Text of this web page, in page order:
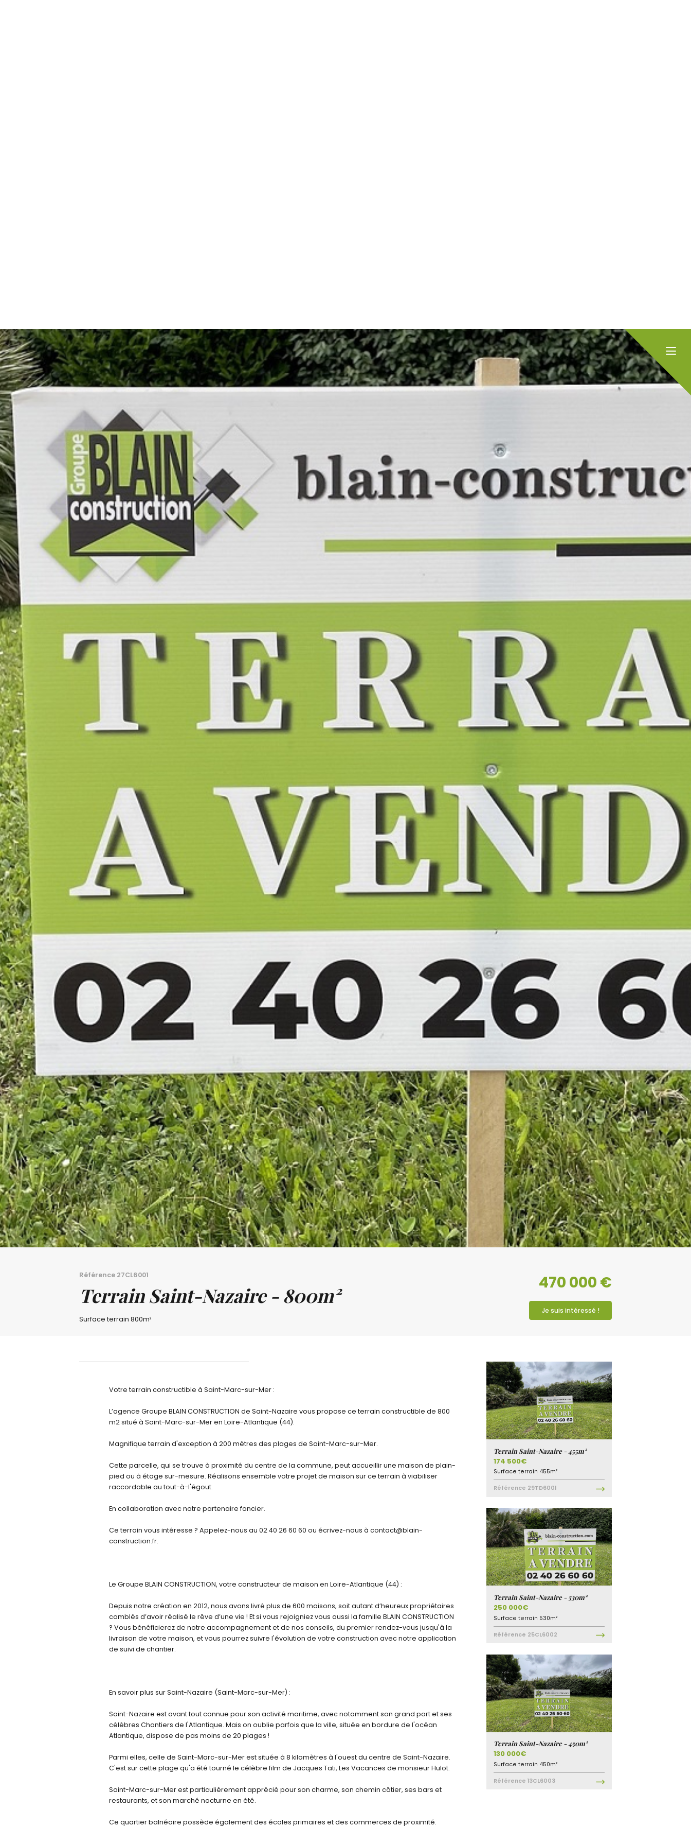
Référence 27CL6001
Terrain Saint-Nazaire - 800m²
Surface terrain 800m²
470 000 €
Je suis intéressé !
Votre terrain constructible à Saint-Marc-sur-Mer :
L’agence Groupe BLAIN CONSTRUCTION de Saint-Nazaire vous propose ce terrain constructible de 800
m2 situé à Saint-Marc-sur-Mer en Loire-Atlantique (44).
Magnifique terrain d'exception à 200 mètres des plages de Saint-Marc-sur-Mer.
Cette parcelle, qui se trouve à proximité du centre de la commune, peut accueillir une maison de plain-
pied ou à étage sur-mesure. Réalisons ensemble votre projet de maison sur ce terrain à viabiliser
raccordable au tout-à-l'égout.
En collaboration avec notre partenaire foncier.
Ce terrain vous intéresse ? Appelez-nous au 02 40 26 60 60 ou écrivez-nous à contact@blain-
construction.fr.
Le Groupe BLAIN CONSTRUCTION, votre constructeur de maison en Loire-Atlantique (44) :
Depuis notre création en 2012, nous avons livré plus de 600 maisons, soit autant d’heureux propriétaires
comblés d’avoir réalisé le rêve d’une vie ! Et si vous rejoigniez vous aussi la famille BLAIN CONSTRUCTION
? Vous bénéficierez de notre accompagnement et de nos conseils, du premier rendez-vous jusqu'à la
livraison de votre maison, et vous pourrez suivre l'évolution de votre construction avec notre application
de suivi de chantier.
En savoir plus sur Saint-Nazaire (Saint-Marc-sur-Mer) :
Saint-Nazaire est avant tout connue pour son activité maritime, avec notamment son grand port et ses
célèbres Chantiers de l'Atlantique. Mais on oublie parfois que la ville, située en bordure de l'océan
Atlantique, dispose de pas moins de 20 plages !
Parmi elles, celle de Saint-Marc-sur-Mer est située à 8 kilomètres à l'ouest du centre de Saint-Nazaire.
C'est sur cette plage qu'a été tourné le célèbre film de Jacques Tati, Les Vacances de monsieur Hulot.
Saint-Marc-sur-Mer est particulièrement apprécié pour son charme, son chemin côtier, ses bars et
restaurants, et son marché nocturne en été.
Ce quartier balnéaire possède également des écoles primaires et des commerces de proximité.
Terrain Saint-Nazaire - 455m²
174 500€
Surface terrain 455m²
Référence 29TD6001
Terrain Saint-Nazaire - 530m²
250 000€
Surface terrain 530m²
Référence 25CL6002
Terrain Saint-Nazaire - 450m²
130 000€
Surface terrain 450m²
Référence 13CL6003
Discutons ensemble